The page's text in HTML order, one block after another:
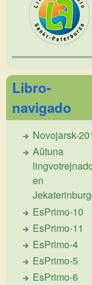
Libro-
navigado
Novojarsk-
Aŭtuna
en
EsPrimo-10
EsPrimo-11
EsPrimo-4
EsPrimo-5
EsPrimo-6